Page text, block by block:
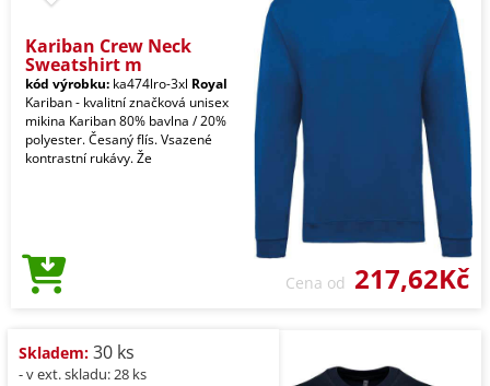
Kariban Crew Neck
Sweatshirt m
kód výrobku: ka474lro-3xl Royal
Kariban - kvalitní značková unisex
mikina Kariban 80% bavlna / 20%
polyester. Česaný flís. Vsazené
kontrastní rukávy. Že
Cena od 217,62Kč
Skladem: 30 ks
- v ext. skladu: 28 ks